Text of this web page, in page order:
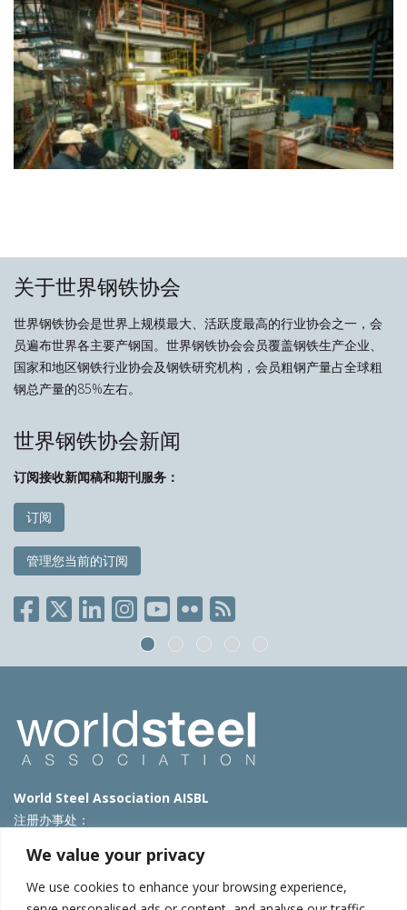
We value your privacy
We use cookies to enhance your browsing experience,
关于世界钢铁协会
世界钢铁协会是世界上规模最大、活跃度最高的行业协会之一，会
员遍布世界各主要产钢国。世界钢铁协会会员覆盖钢铁生产企业、
国家和地区钢铁行业协会及钢铁研究机构，会员粗钢产量占全球粗
钢总产量的85%左右。
世界钢铁协会新闻
订阅接收新闻稿和期刊服务：
订阅
管理您当前的订阅
World Steel Association AISBL
注册办事处：
T: +32 2 702 89 00 – E:steel@worldsteel.org